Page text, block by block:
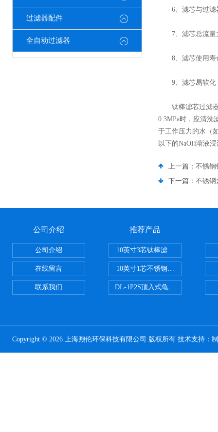
过滤器配件
全自动过滤器
6、滤芯与过滤
7、滤芯总流量
8、滤芯使用寿
9、滤芯易软化
钛棒滤芯过滤器
0.3MPa时，应清洗
于工作压力的水（
以下的NaOH溶液
上一篇： 不锈钢
下一篇： 不锈钢
公司介绍
公司介绍
在线留言
联系我们
推荐产品
10英寸3芯钛棒滤芯过滤器
10英寸1芯不锈钢钛棒过滤器
DL-1P2S顶入式龟背过滤器
Copyright © 2026 上海煦伦环保科技有限公司 版权所有 技术支持：